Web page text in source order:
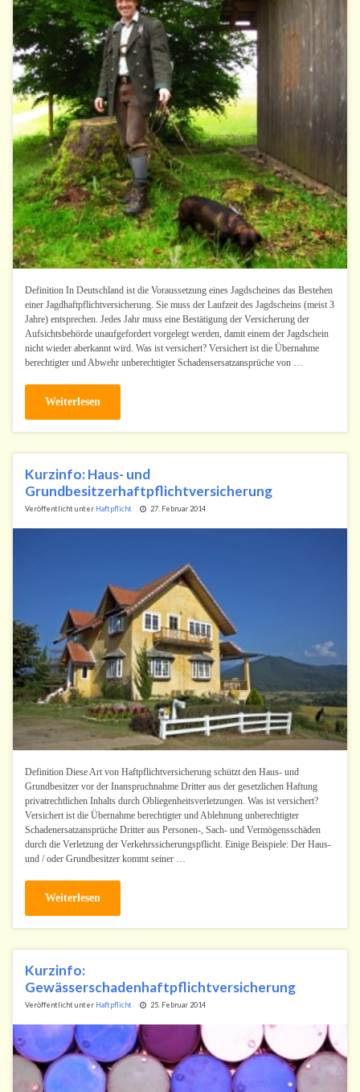
Definition In Deutschland ist die Voraussetzung eines Jagdscheines das Bestehen
einer Jagdhaftpflichtversicherung. Sie muss der Laufzeit des Jagdscheins (meist 3
Jahre) entsprechen. Jedes Jahr muss eine Bestätigung der Versicherung der
Aufsichtsbehörde unaufgefordert vorgelegt werden, damit einem der Jagdschein
nicht wieder aberkannt wird. Was ist versichert? Versichert ist die Übernahme
berechtigter und Abwehr unberechtigter Schadensersatzansprüche von …
Weiterlesen
Kurzinfo: Haus- und
Grundbesitzerhaftpflichtversicherung
Veröffentlicht unter Haftpflicht 27. Februar 2014
Definition Diese Art von Haftpflichtversicherung schützt den Haus- und
Grundbesitzer vor der Inanspruchnahme Dritter aus der gesetzlichen Haftung
privatrechtlichen Inhalts durch Obliegenheitsverletzungen. Was ist versichert?
Versichert ist die Übernahme berechtigter und Ablehnung unberechtigter
Schadenersatzansprüche Dritter aus Personen-, Sach- und Vermögensschäden
durch die Verletzung der Verkehrssicherungspflicht. Einige Beispiele: Der Haus-
und / oder Grundbesitzer kommt seiner …
Weiterlesen
Kurzinfo:
Gewässerschadenhaftpflichtversicherung
Veröffentlicht unter Haftpflicht 25. Februar 2014